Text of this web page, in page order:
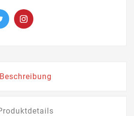
Beschreibung